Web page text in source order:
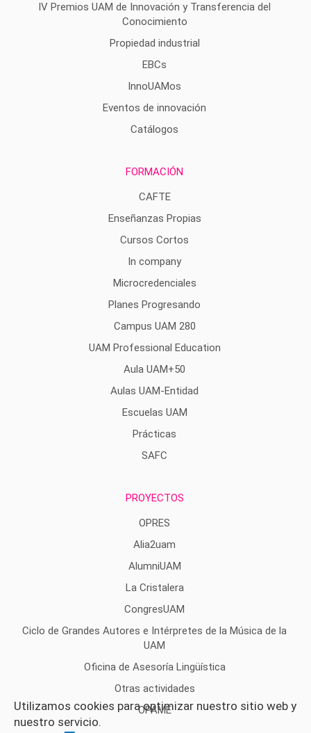
Utilizamos cookies para optimizar nuestro sitio web y
nuestro servicio.
IV Premios UAM de Innovación y Transferencia del
Conocimiento
Propiedad industrial
EBCs
InnoUAMos
Eventos de innovación
Catálogos
FORMACIÓN
CAFTE
Enseñanzas Propias
Cursos Cortos
In company
Microcredenciales
Planes Progresando
Campus UAM 280
UAM Professional Education
Aula UAM+50
Aulas UAM-Entidad
Escuelas UAM
Prácticas
SAFC
PROYECTOS
OPRES
Alia2uam
AlumniUAM
La Cristalera
CongresUAM
Ciclo de Grandes Autores e Intérpretes de la Música de la
UAM
Oficina de Asesoría Lingüística
Otras actividades
OPAME